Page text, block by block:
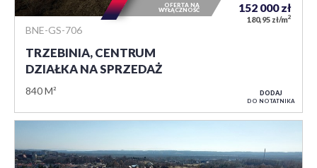
BNE-GS-706
TRZEBINIA, CENTRUM
DZIAŁKA NA SPRZEDAŻ
840 M²
152 000zł
180,95 zł/m2
OFERTA NA
WYŁĄCZNOŚĆ
DODAJ
DO NOTATNIKA